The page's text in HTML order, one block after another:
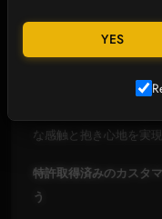
[6種類のアジアン黄金比
小柄な140cm（Aカップ
プ）まで、6種類のボ
な感触と抱き心地を実現
特許取得済みのカスタ
う
YES